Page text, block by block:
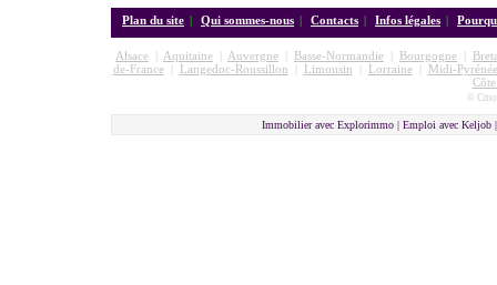
Plan du site | Qui sommes-nous | Contacts | Infos légales |
Alsace Aquitaine Auvergne Basse-Normandie Bourgogne
de-France| Langedoc-Roussillon Limousin Lorraine|
Midi-
©
Immobilier avec Explorimmo | Emploi avec Keljob